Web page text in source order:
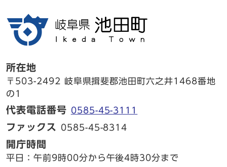
所在地
〒503-2492 岐阜県揖斐郡池田町六之井1468番地
の1
代表電話番号 0585-45-3111
ファックス 0585-45-8314
開庁時間
平日：午前9時00分から午後4時30分まで